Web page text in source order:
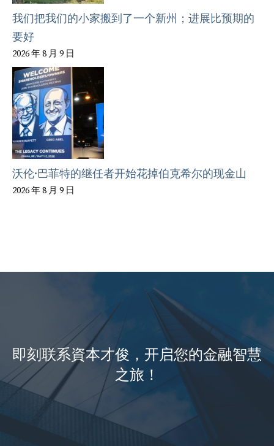
我们把我们的小家搬到了一个新州；进展比预期的
要好
2026 年 8 月 9 日
沃伦·巴菲特的继任者开始花掉伯克希尔的现金山
2026 年 8 月 9 日
即刻联系資本才俊，开启您的金融智慧
之旅！